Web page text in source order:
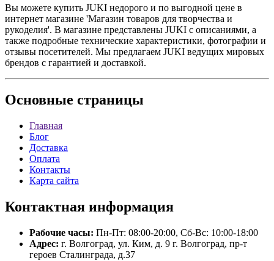
Вы можете купить JUKI недорого и по выгодной цене в
интернет магазине 'Магазин товаров для творчества и
рукоделия'. В магазине представлены JUKI с описаниями, а
также подробные технические характеристики, фотографии и
отзывы посетителей. Мы предлагаем JUKI ведущих мировых
брендов с гарантией и доставкой.
Основные страницы
Главная
Блог
Доставка
Оплата
Контакты
Карта сайта
Контактная информация
Рабочие часы: Пн-Пт: 08:00-20:00, Сб-Вс: 10:00-18:00
Адрес: г. Волгоград, ул. Ким, д. 9 г. Волгоград, пр-т
героев Сталинграда, д.37